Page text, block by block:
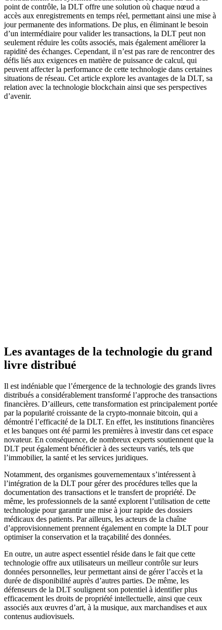
point de contrôle, la DLT offre une solution où chaque nœud a
accès aux enregistrements en temps réel, permettant ainsi une mise à
jour permanente des informations. De plus, en éliminant le besoin
d’un intermédiaire pour valider les transactions, la DLT peut non
seulement réduire les coûts associés, mais également améliorer la
rapidité des échanges. Cependant, il n’est pas rare de rencontrer des
défis liés aux exigences en matière de puissance de calcul, qui
peuvent affecter la performance de cette technologie dans certaines
situations de réseau. Cet article explore les avantages de la DLT, sa
relation avec la technologie blockchain ainsi que ses perspectives
d’avenir.
Les avantages de la technologie du grand
livre distribué
Il est indéniable que l’émergence de la technologie des grands livres
distribués a considérablement transformé l’approche des transactions
financières. D’ailleurs, cette transformation est principalement portée
par la popularité croissante de la crypto-monnaie bitcoin, qui a
démontré l’efficacité de la DLT. En effet, les institutions financières
et les banques ont été parmi les premières à investir dans cet espace
novateur. En conséquence, de nombreux experts soutiennent que la
DLT peut également bénéficier à des secteurs variés, tels que
l’immobilier, la santé et les services juridiques.
Notamment, des organismes gouvernementaux s’intéressent à
l’intégration de la DLT pour gérer des procédures telles que la
documentation des transactions et le transfert de propriété. De
même, les professionnels de la santé explorent l’utilisation de cette
technologie pour garantir une mise à jour rapide des dossiers
médicaux des patients. Par ailleurs, les acteurs de la chaîne
d’approvisionnement prennent également en compte la DLT pour
optimiser la conservation et la traçabilité des données.
En outre, un autre aspect essentiel réside dans le fait que cette
technologie offre aux utilisateurs un meilleur contrôle sur leurs
données personnelles, leur permettant ainsi de gérer l’accès et la
durée de disponibilité auprès d’autres parties. De même, les
défenseurs de la DLT soulignent son potentiel à identifier plus
efficacement les droits de propriété intellectuelle, ainsi que ceux
associés aux œuvres d’art, à la musique, aux marchandises et aux
contenus audiovisuels.